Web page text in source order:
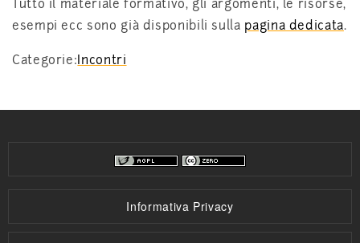
Tutto il materiale formativo, gli argomenti, le risorse,
esempi ecc sono già disponibili sulla pagina dedicata.
Categorie:Incontri
Informativa Privacy